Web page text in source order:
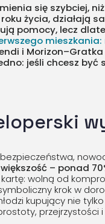
się szybciej,
roku życia, działają
pomocy, lecz
i
jeśli chcesz
– ponad
wolną od
krok w
kupujący nie
przejrzystości